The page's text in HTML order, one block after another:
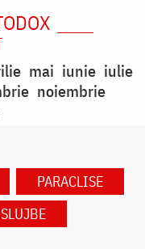
mai iunie iulie
noiembrie
PARACLISE
SLUJBE